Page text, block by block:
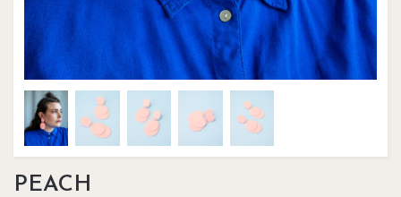
PEACH